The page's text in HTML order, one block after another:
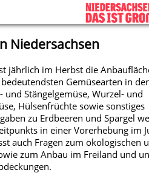
Niedersachsen
jährlich im Herbst die
Gemüsearten in
und Stängelgemüse, Wurzel- und
Hülsenfrüchte sowie sonstiges
zu Erdbeeren und Spargel
in einer Vorerhebung im
auch Fragen zum ökologischen
zum Anbau im Freiland und